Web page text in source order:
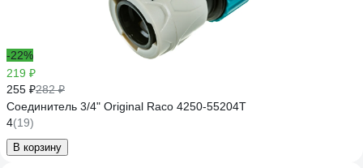
-22%
219 ₽
255 ₽282 ₽
Соединитель 3/4" Original Raco 4250-55204T
4(19)
В корзину